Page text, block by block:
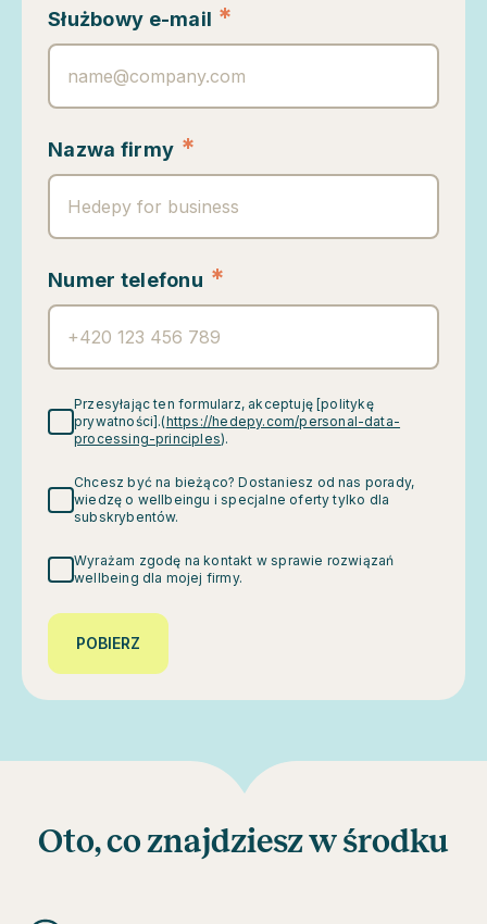
Służbowy e-mail *
Nazwa firmy *
Numer telefonu *
Przesyłając ten formularz, akceptuję [politykę
prywatności].(https://hedepy.com/personal-data-
processing-principles).
Chcesz być na bieżąco? Dostaniesz od nas porady,
wiedzę o wellbeingu i specjalne oferty tylko dla
subskrybentów.
Wyrażam zgodę na kontakt w sprawie rozwiązań
wellbeing dla mojej firmy.
POBIERZ
Oto, co znajdziesz w środku